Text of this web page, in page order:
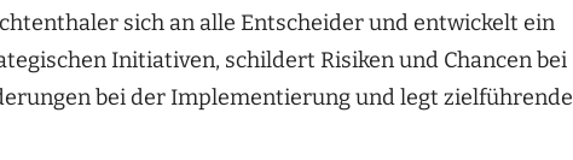
sich an alle Entscheider und entwickelt ein
Initiativen, schildert Risiken und Chancen bei
bei der Implementierung und legt zielführende